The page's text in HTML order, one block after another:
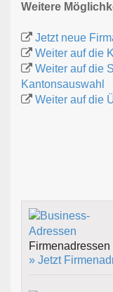
Weitere
Jetzt neue
Weiter auf die
Weiter auf die
Kantonsauswahl
Weiter auf die
» Jetzt